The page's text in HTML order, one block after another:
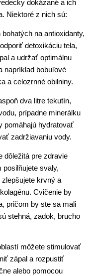
dokázané a ich
Niektoré z nich sú:
na antioxidanty,
detoxikáciu tela,
a udržať optimálnu
napríklad bobuľové
a celozrnné obilniny.
dva litre tekutín,
prípadne minerálku
pomáhajú hydratovať
zadržiavaniu vody.
dôležitá pre zdravie
svaly,
krvný a
Cvičenie by
pričom by ste sa mali
stehná, zadok, brucho
môžete stimulovať
zápal a rozpustiť
alebo pomocou